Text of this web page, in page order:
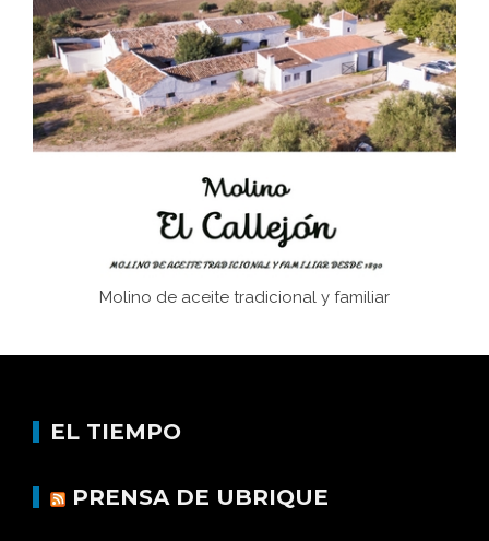
afán de saber a la autogestión
Historia y vivencias del poblado de Los Hurones
Memoria inacabada
Molino de aceite tradicional y familiar
EL TIEMPO
PRENSA DE UBRIQUE